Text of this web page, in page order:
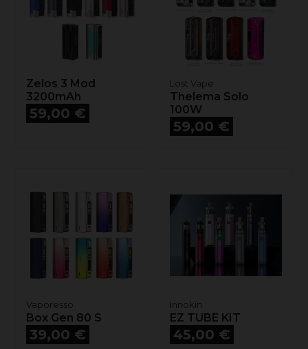
Zelos 3 Mod
3200mAh
Prix
59,00 €
Lost Vape
Thelema Solo
100W
Prix
59,00 €
Vaporesso
Box Gen 80 S
Prix
39,00 €
Innokin
EZ TUBE KIT
Prix
45,00 €